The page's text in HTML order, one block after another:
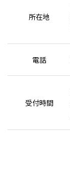
所在地
電話
受付時間